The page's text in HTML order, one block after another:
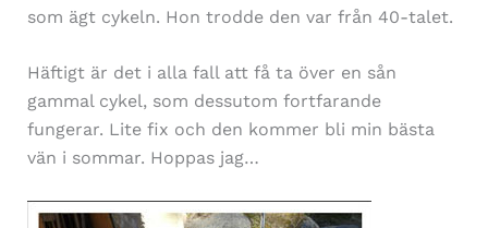
som ägt cykeln. Hon trodde den var från 40-talet.
Häftigt är det i alla fall att få ta över en sån
gammal cykel, som dessutom fortfarande
fungerar. Lite fix och den kommer bli min bästa
vän i sommar. Hoppas jag…